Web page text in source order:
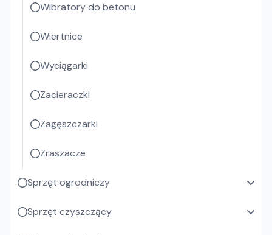
Wibratory do betonu
Wiertnice
Wyciągarki
Zacieraczki
Zagęszczarki
Zraszacze
Sprzęt ogrodniczy
Sprzęt czyszczący